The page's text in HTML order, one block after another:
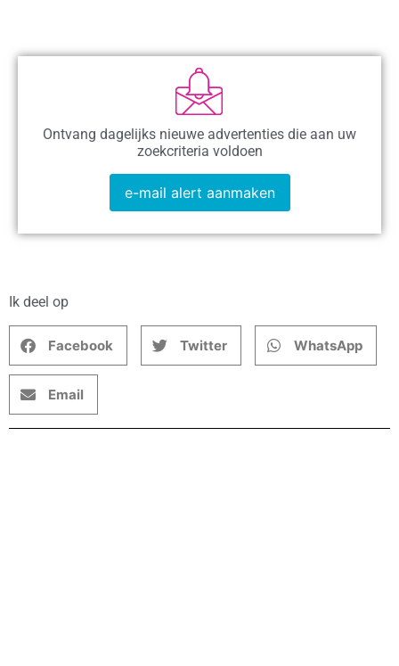
Ontvang dagelijks nieuwe advertenties die aan uw
zoekcriteria voldoen
e-mail alert aanmaken
Ik deel op
Facebook Twitter WhatsApp
Email